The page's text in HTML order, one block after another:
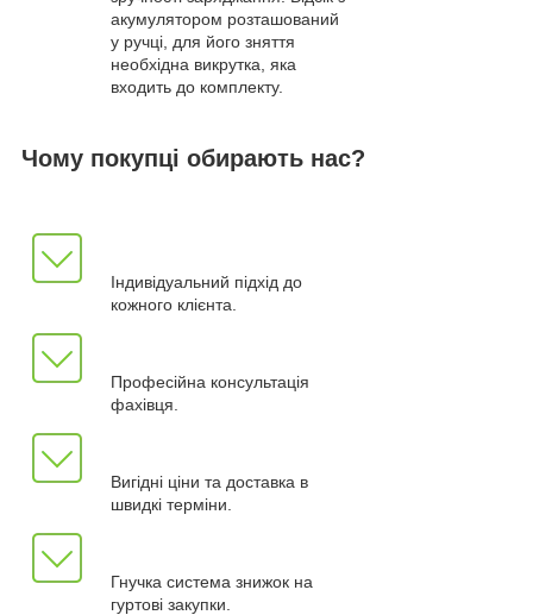
акумулятором розташований
у ручці, для його зняття
необхідна викрутка, яка
входить до комплекту.
Чому покупці обирають нас?
Індивідуальний підхід до
кожного клієнта.
Професійна консультація
фахівця.
Вигідні ціни та доставка в
швидкі терміни.
Гнучка система знижок на
гуртові закупки.